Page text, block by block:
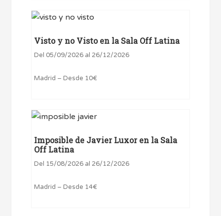
Visto y no Visto en la Sala Off Latina
Del 05/09/2026 al 26/12/2026
Madrid – Desde 10€
Imposible de Javier Luxor en la Sala
Off Latina
Del 15/08/2026 al 26/12/2026
Madrid – Desde 14€